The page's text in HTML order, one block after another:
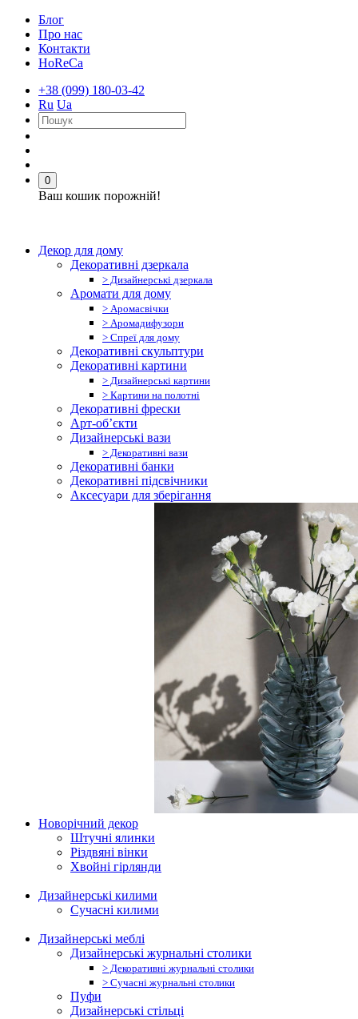
Блог
Про нас
Контакти
HoReCa
+38 (099) 180-03-42
Ru Ua
0
Ваш кошик порожній!
Декор для дому
Декоративні дзеркала
> Дизайнерські дзеркала
Аромати для дому
> Аромасвічки
> Аромадифузори
> Спреї для дому
Декоративні скульптури
Декоративні картини
> Дизайнерські картини
> Картини на полотні
Декоративні фрески
Арт-об’єкти
Дизайнерські вази
> Декоративні вази
Декоративні банки
Декоративні підсвічники
Аксесуари для зберігання
Новорічний декор
Штучні ялинки
Різдвяні вінки
Хвойні гірлянди
Дизайнерські килими
Сучасні килими
Дизайнерські меблі
Дизайнерські журнальні столики
> Декоративні журнальні столики
> Сучасні журнальні столики
Пуфи
Дизайнерські стільці